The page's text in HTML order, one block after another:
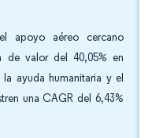
apoyo aéreo cercano
de valor del 40,05% en
ayuda humanitaria y el
una CAGR del 6,43%